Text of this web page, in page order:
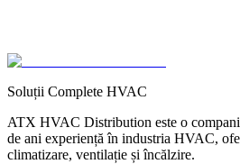
Soluții Complete HVAC
ATX HVAC Distribution este o
de ani experiență în industria HVAC,
climatizare, ventilație și încălzire.